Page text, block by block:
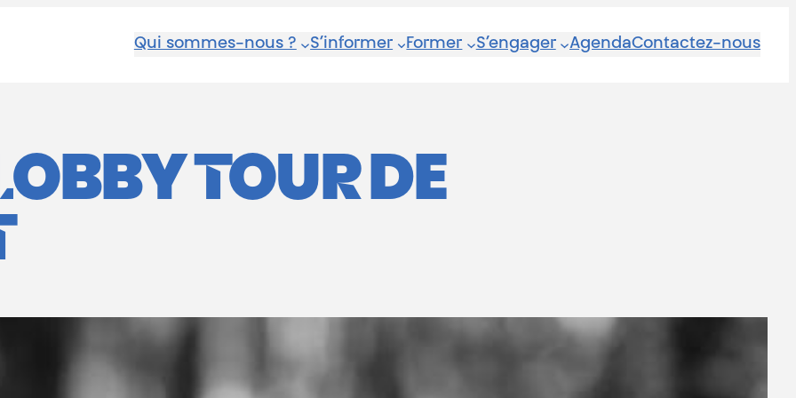
Qui sommes-nous ? S’informer Former S’engager AgendaContactez-nous
TOUR DE